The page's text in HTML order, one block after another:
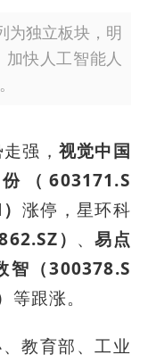
为独立板块，明
快人工智能人
强， 视觉中国
（603171.S
涨停，星环科
） 、易点
智（300378.S
等跟涨。
教育部、工业